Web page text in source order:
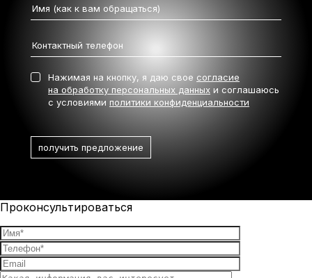
Нажимая на кнопку, я даю свое согласие
на обработку персональных данных и соглашаюсь
с условиями политики конфиденциальности
Проконсультироваться